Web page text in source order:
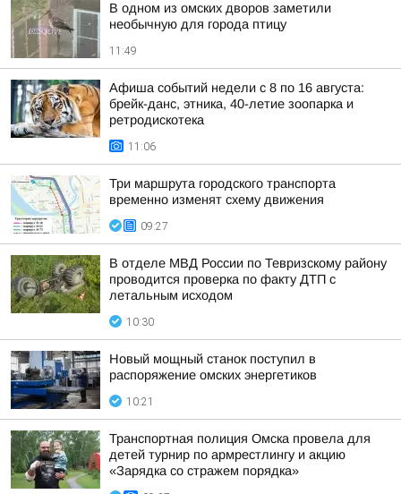
В одном из омских дворов заметили
необычную для города птицу
11:49
Афиша событий недели с 8 по 16 августа:
брейк-данс, этника, 40-летие зоопарка и
ретродискотека
11:06
Три маршрута городского транспорта
временно изменят схему движения
09:27
В отделе МВД России по Тевризскому району
проводится проверка по факту ДТП с
летальным исходом
10:30
Новый мощный станок поступил в
распоряжение омских энергетиков
10:21
Транспортная полиция Омска провела для
детей турнир по армрестлингу и акцию
«Зарядка со стражем порядка»